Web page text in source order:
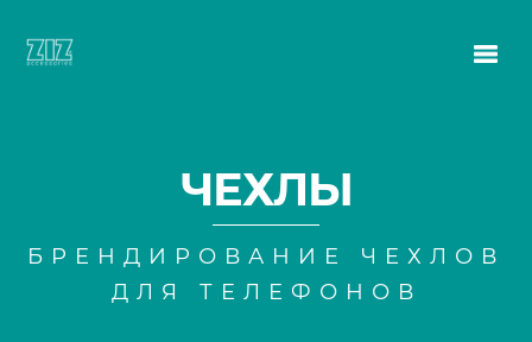
ЧЕХЛЫ
БРЕНДИРОВАНИЕ ЧЕХЛОВ
ДЛЯ ТЕЛЕФОНОВ